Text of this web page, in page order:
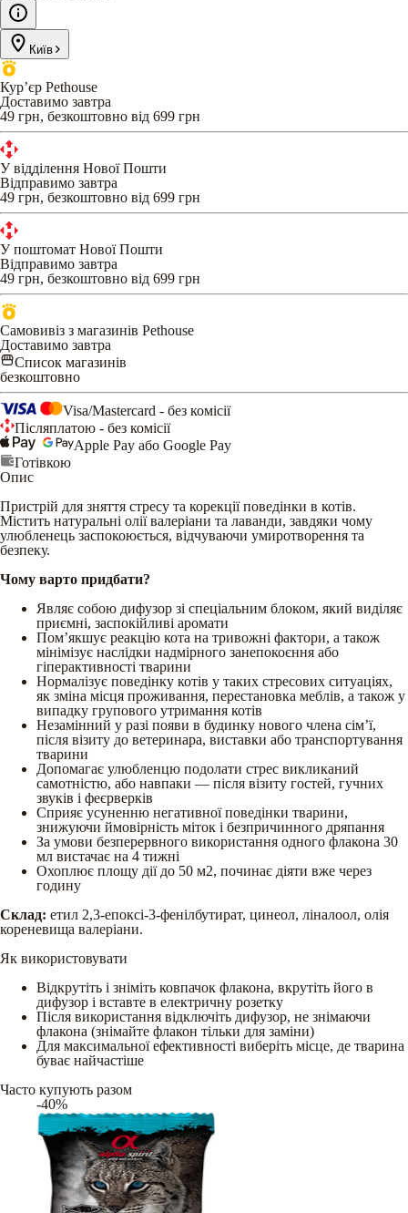
Київ
Кур’єр Pethouse
Доставимо завтра
49 грн, безкоштовно від 699 грн
У відділення Нової Пошти
Відправимо завтра
49 грн, безкоштовно від 699 грн
У поштомат Нової Пошти
Відправимо завтра
49 грн, безкоштовно від 699 грн
Самовивіз з магазинів Pethouse
Доставимо завтра
Список магазинів
безкоштовно
Visa/Mastercard - без комісії
Післяплатою - без комісії
Apple Pay або Google Pay
Готівкою
Опис
Пристрій для зняття стресу та корекції поведінки в котів.
Містить натуральні олії валеріани та лаванди, завдяки чому
улюбленець заспокоюється, відчуваючи умиротворення та
безпеку.
Чому варто придбати?
Являє собою дифузор зі спеціальним блоком, який виділяє
приємні, заспокійливі аромати
Пом’якшує реакцію кота на тривожні фактори, а також
мінімізує наслідки надмірного занепокоєння або
гіперактивності тварини
Нормалізує поведінку котів у таких стресових ситуаціях,
як зміна місця проживання, перестановка меблів, а також у
випадку групового утримання котів
Незамінний у разі появи в будинку нового члена сім’ї,
після візиту до ветеринара, виставки або транспортування
тварини
Допомагає улюбленцю подолати стрес викликаний
самотністю, або навпаки — після візиту гостей, гучних
звуків і феєрверків
Сприяє усуненню негативної поведінки тварини,
знижуючи ймовірність міток і безпричинного дряпання
За умови безперервного використання одного флакона 30
мл вистачає на 4 тижні
Охоплює площу дії до 50 м2, починає діяти вже через
годину
Склад: етил 2,3-епоксі-3-фенілбутират, цинеол, ліналоол, олія
кореневища валеріани.
Як використовувати
Відкрутіть і зніміть ковпачок флакона, вкрутіть його в
дифузор і вставте в електричну розетку
Після використання відключіть дифузор, не знімаючи
флакона (знімайте флакон тільки для заміни)
Для максимальної ефективності виберіть місце, де тварина
буває найчастіше
Часто купують разом
-40%